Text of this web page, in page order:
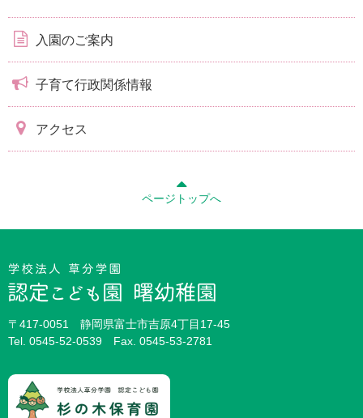
入園のご案内
子育て行政関係情報
アクセス
ページトップへ
〒417-0051 静岡県富士市吉原4丁目17-45
Tel. 0545-52-0539 Fax. 0545-53-2781